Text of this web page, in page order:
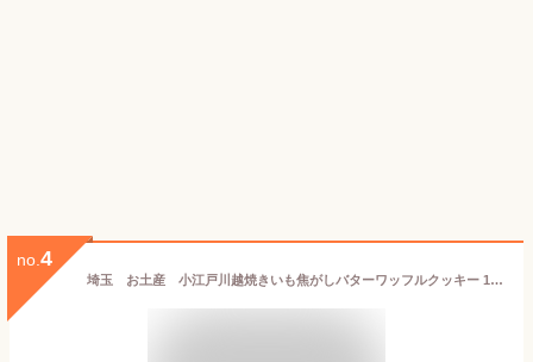
no. 4
埼玉 お土産 小江戸川越焼きいも焦がしバターワッフルクッキー 18枚入×3箱 埼玉みやげ さいたま 川越 おみやげ 焼いも さつまいも 洋菓子 ケヤキ堂